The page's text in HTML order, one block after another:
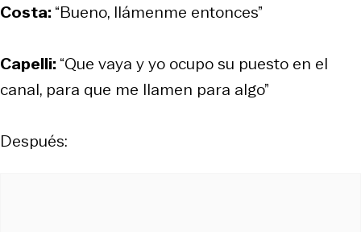
Costa:“Bueno, llámenme entonces”
Capelli:“Que vaya y yo ocupo su puesto en el
canal, para que me llamen para algo”
Después: